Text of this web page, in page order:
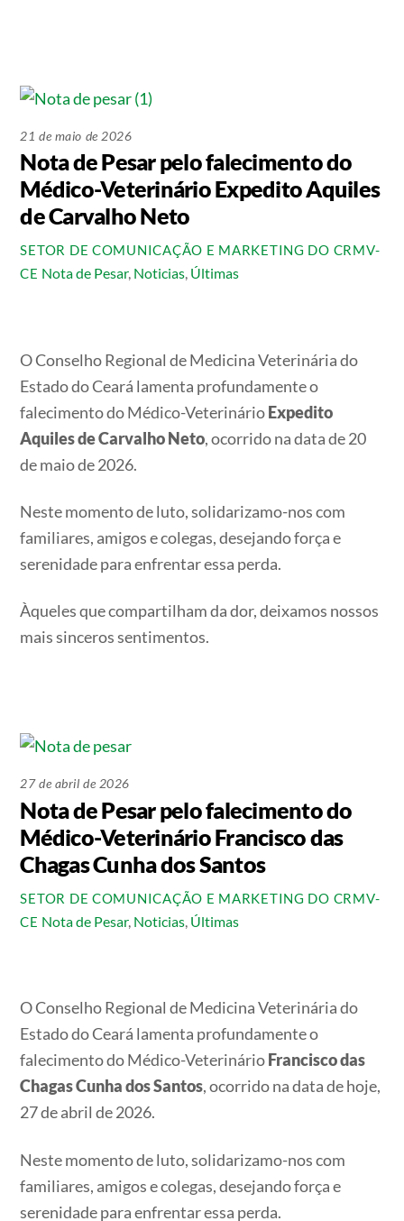
21 de maio de 2026
Nota de Pesar pelo falecimento do
Médico-Veterinário Expedito Aquiles
de Carvalho Neto
SETOR DE COMUNICAÇÃO E MARKETING DO CRMV-
CE Nota de Pesar, Noticias, Últimas
O Conselho Regional de Medicina Veterinária do
Estado do Ceará lamenta profundamente o
falecimento do Médico-VeterinárioExpedito
Aquiles de Carvalho Neto, ocorrido na data de 20
de maio de 2026.
Neste momento de luto, solidarizamo-nos com
familiares, amigos e colegas, desejando força e
serenidade para enfrentar essa perda.
Àqueles que compartilham da dor, deixamos nossos
mais sinceros sentimentos.
27 de abril de 2026
Nota de Pesar pelo falecimento do
Médico-Veterinário Francisco das
Chagas Cunha dos Santos
SETOR DE COMUNICAÇÃO E MARKETING DO CRMV-
CE Nota de Pesar, Noticias, Últimas
O Conselho Regional de Medicina Veterinária do
Estado do Ceará lamenta profundamente o
falecimento do Médico-VeterinárioFrancisco das
Chagas Cunha dos Santos, ocorrido na data de hoje,
27 de abril de 2026.
Neste momento de luto, solidarizamo-nos com
familiares, amigos e colegas, desejando força e
serenidade para enfrentar essa perda.